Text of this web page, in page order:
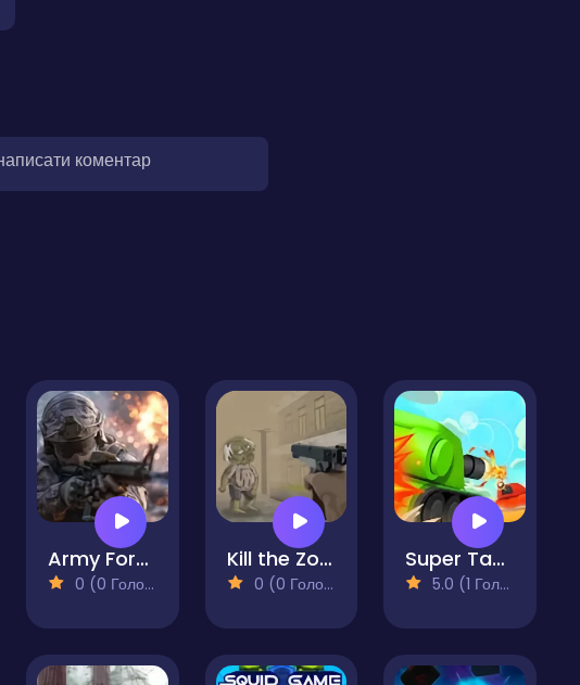
коментар
Army Force War
0 (0 Голосів)
Kill the Zombies Game
0 (0 Голосів)
Super Tank Hero
5.0 (1 Голосів)